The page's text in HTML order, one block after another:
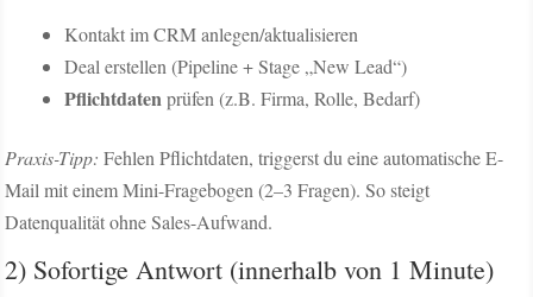
Kontakt im CRM anlegen/aktualisieren
Deal erstellen (Pipeline + Stage „New Lead“)
Pflichtdatenprüfen (z.B. Firma, Rolle, Bedarf)
Praxis-Tipp: Fehlen Pflichtdaten, triggerst du eine automatische E-
Mail mit einem Mini-Fragebogen (2–3 Fragen). So steigt
Datenqualität ohne Sales-Aufwand.
2) Sofortige Antwort (innerhalb von 1 Minute)